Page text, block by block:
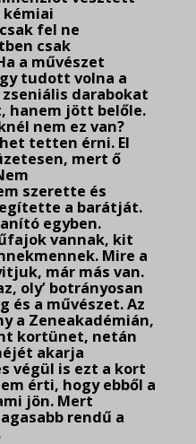
kémiai
fel ne
csak
a művészet
tudott volna a
darabokat
hanem jött belőle.
nem ez van?
tetten érni. El
mert ő
szerette és
a barátját.
egyben.
vannak, kit
Mire a
már más van.
oly’ botrányosan
és a művészet. Az
a Zeneakadémián,
kortünet, netán
akarja
végül is ezt a kort
érti, hogy ebből a
jön. Mert
rendű a